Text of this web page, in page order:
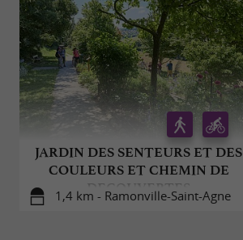
JARDIN DES SENTEURS ET DES
COULEURS ET CHEMIN DE
DECOUVERTES
1,4 km - Ramonville-Saint-Agne